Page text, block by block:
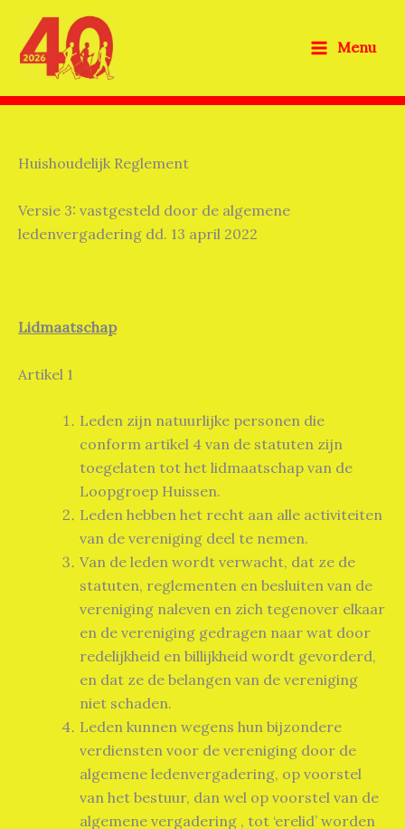
naar
Menu
Huishoudelijk Reglement
Versie 3: vastgesteld door de algemene
ledenvergadering dd. 13 april 2022
Lidmaatschap
Artikel 1
Leden zijn natuurlijke personen die
conform artikel 4 van de statuten zijn
toegelaten tot het lidmaatschap van de
Loopgroep Huissen.
Leden hebben het recht aan alle activiteiten
van de vereniging deel te nemen.
Van de leden wordt verwacht, dat ze de
statuten, reglementen en besluiten van de
vereniging naleven en zich tegenover elkaar
en de vereniging gedragen naar wat door
redelijkheid en billijkheid wordt gevorderd,
en dat ze de belangen van de vereniging
niet schaden.
Leden kunnen wegens hun bijzondere
verdiensten voor de vereniging door de
algemene ledenvergadering, op voorstel
van het bestuur, dan wel op voorstel van de
algemene vergadering , tot ‘erelid’ worden